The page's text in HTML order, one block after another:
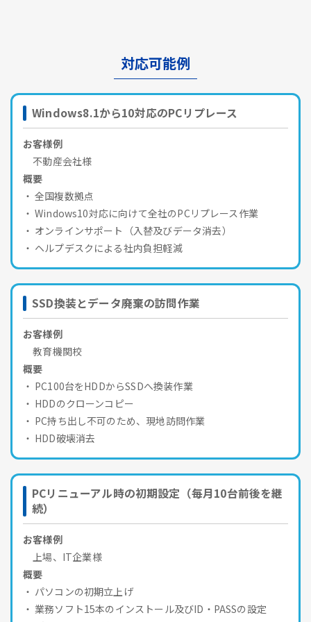
対応可能例
Windows8.1から10対応のPCリプレース
お客様例
不動産会社様
概要
全国複数拠点
Windows10対応に向けて全社のPCリプレース作業
オンラインサポート（入替及びデータ消去）
ヘルプデスクによる社内負担軽減
SSD換装とデータ廃棄の訪問作業
お客様例
教育機関校
概要
PC100台をHDDからSSDへ換装作業
HDDのクローンコピー
PC持ち出し不可のため、現地訪問作業
HDD破壊消去
PCリニューアル時の初期設定（毎月10台前後を継
続）
お客様例
上場、IT企業様
概要
パソコンの初期立上げ
業務ソフト15本のインストール及びID・PASSの設定